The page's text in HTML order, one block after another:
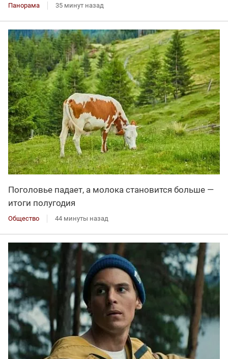
Панорама 35 минут назад
Поголовье падает, а молока становится больше —
итоги полугодия
Общество 44 минуты назад